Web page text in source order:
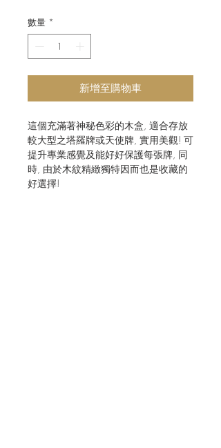
數量 *
新增至購物車
這個充滿著神秘色彩的木盒, 適合存放
較大型之塔羅牌或天使牌, 實用美觀! 可
提升專業感覺及能好好保護每張牌, 同
時, 由於木紋精緻獨特因而也是收藏的
好選擇!